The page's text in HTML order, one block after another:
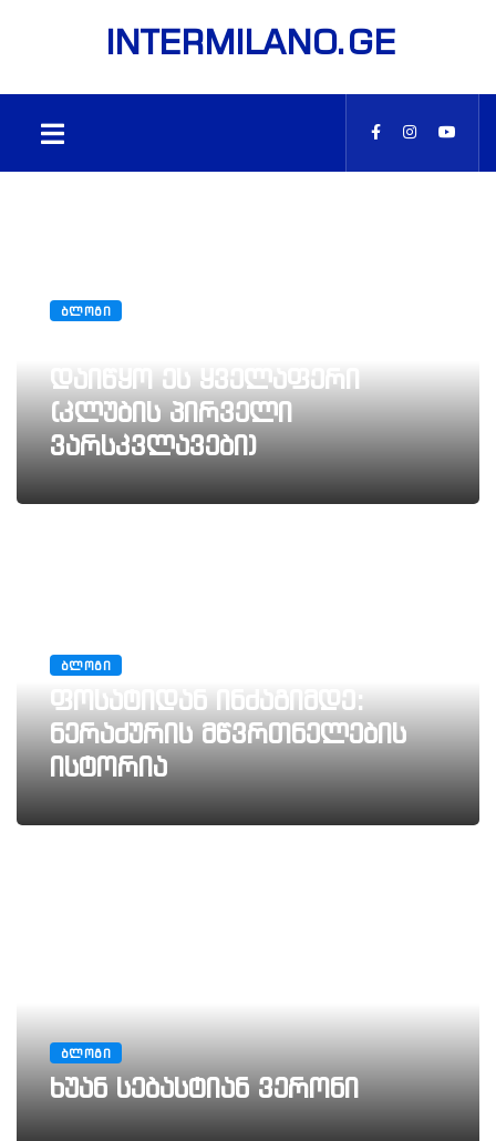
INTERMILANO.GE
ᲑᲚᲝᲒᲘ
დაიწყო ეს ყველაფერი
(კლუბის პირველი
ვარსკვლავები)
ᲑᲚᲝᲒᲘ
ფოსატიდან ინძაგიმდე:
ნერაძურის მწვრთნელების
ისტორია
ᲑᲚᲝᲒᲘ
ხუან სებასტიან ვერონი